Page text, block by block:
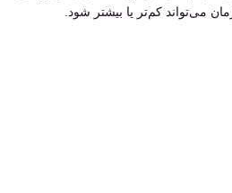
می‌تواند کم‌تر یا بیشتر شود.